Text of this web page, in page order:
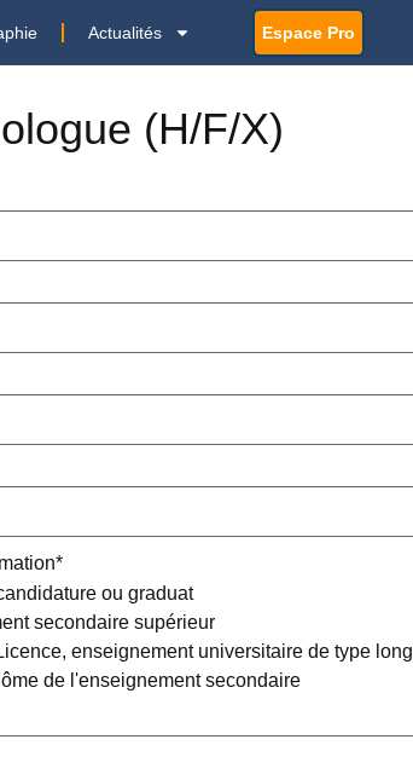
Actualités Espace Pro
(H/F/X)
*
ou graduat
secondaire supérieur
enseignement universitaire de type long
de l'enseignement secondaire